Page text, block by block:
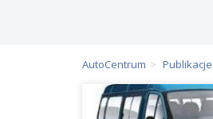
AutoCentrum Publikacje